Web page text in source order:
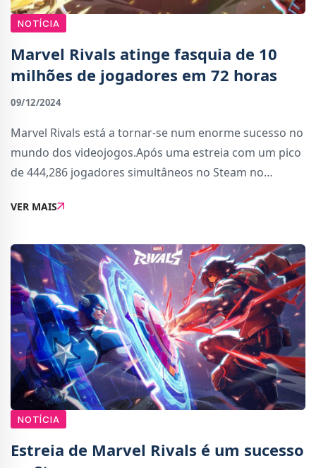
NOTÍCIA
Marvel Rivals atinge fasquia de 10
milhões de jogadores em 72 horas
09/12/2024
Marvel Rivals está a tornar-se num enorme sucesso no
mundo dos videojogos.Após uma estreia com um pico
de 444,286 jogadores simultâneos no Steam no
os seus próprios recordes. No primeiro fim d
VER MAIS
NOTÍCIA
Estreia de Marvel Rivals é um sucesso